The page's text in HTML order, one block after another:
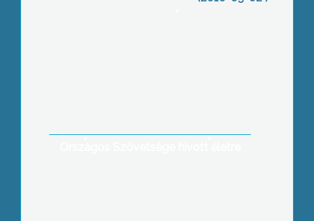
állatvédelmi szabályrendszer
amelyet a Területi Önkormányzatok